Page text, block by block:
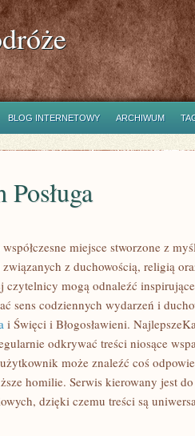
BLOG INTERNETOWY ARCHIWUM
miejsce stworzone z
z duchowością, religią
czytelnicy mogą odnaleźć
sens codziennych wydarzeń i
i Święci i Błogosławieni.
odkrywać treści niosące
może znaleźć coś
homilie. Serwis kierowany jest
dzięki czemu treści są